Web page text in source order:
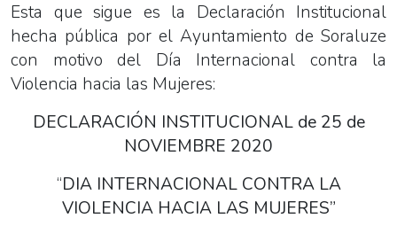
Esta que sigue es la Declaración Institucional
hecha pública por el Ayuntamiento de Soraluze
con motivo del Día Internacional contra la
Violencia hacia las Mujeres:
DECLARACIÓN INSTITUCIONAL de 25 de
NOVIEMBRE 2020
“DIA INTERNACIONAL CONTRA LA
VIOLENCIA HACIA LAS MUJERES”